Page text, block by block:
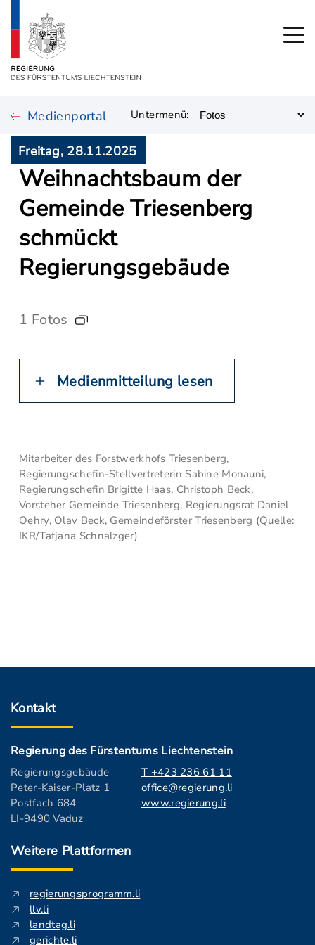
Medienportal Untermenü:
Freitag, 28.11.2025
Weihnachtsbaum der
Gemeinde Triesenberg
schmückt
Regierungsgebäude
1 Fotos
Medienmitteilung lesen
Mitarbeiter des Forstwerkhofs Triesenberg,
Regierungschefin-Stellvertreterin Sabine Monauni,
Regierungschefin Brigitte Haas, Christoph Beck,
Vorsteher Gemeinde Triesenberg, Regierungsrat Daniel
Oehry, Olav Beck, Gemeindeförster Triesenberg (Quelle:
IKR/Tatjana Schnalzger)
Kontakt
Regierung des Fürstentums Liechtenstein
Regierungsgebäude
Peter-Kaiser-Platz 1
Postfach 684
LI-9490 Vaduz
T +423 236 61 11
office@regierung.li
www.regierung.li
Weitere Plattformen
regierungsprogramm.li
llv.li
landtag.li
gerichte.li